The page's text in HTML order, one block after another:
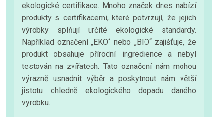
ekologické certifikace. Mnoho značek dnes nabízí
produkty s certifikacemi, které potvrzují, že jejich
výrobky splňují určité ekologické standardy.
Například označení „EKO“ nebo „BIO“ zajišťuje, že
produkt obsahuje přírodní ingredience a nebyl
testován na zvířatech. Tato označení nám mohou
výrazně usnadnit výběr a poskytnout nám větší
jistotu ohledně ekologického dopadu daného
výrobku.